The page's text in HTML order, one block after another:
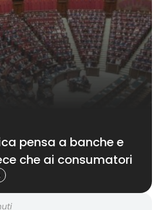
pensa a banche e
che ai consumatori